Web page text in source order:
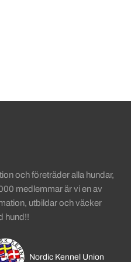
länkar
och företräder alla hundar,
medlemmar är vi en av
utbildar och väcker
hund!!
Nordic Kennel Union